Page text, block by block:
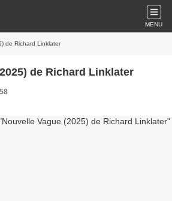
MENU
de Richard Linklater
de Richard Linklater